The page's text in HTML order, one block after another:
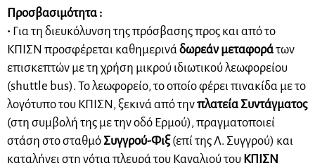
Προσβασιμότητα :
• Για τη διευκόλυνση της πρόσβασης προς και από το
ΚΠΙΣΝ προσφέρεται καθημερινάδωρεάν μεταφοράτων
επισκεπτών με τη χρήση μικρού ιδιωτικού λεωφορείου
(shuttle bus). Το λεωφορείο, το οποίο φέρει πινακίδα με το
λογότυπο του ΚΠΙΣΝ, ξεκινά από τηνπλατεία Συντάγματος
(στη συμβολή της με την οδό Ερμού), πραγματοποιεί
στάση στο σταθμόΣυγγρού-Φιξ(επί της Λ. Συγγρού) και
καταλήγει στη νότια πλευρά του Καναλιού του ΚΠΙΣΝ